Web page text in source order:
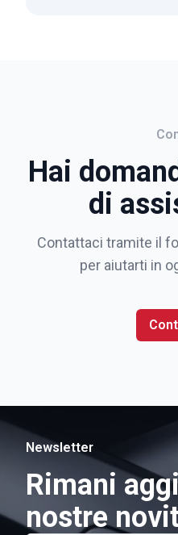
Hai
di
Contattaci tramite il
per aiutarti in
Newsletter
Rimani
nostre